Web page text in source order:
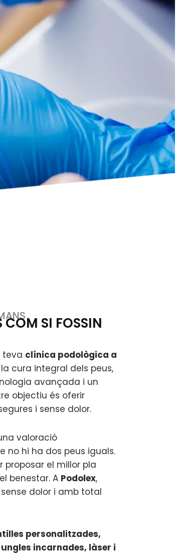
COM SI FOSSIN
teva clínica podològica a
cura integral dels peus,
avançada i un
objectiu és oferir
i sense dolor.
valoració
no hi ha dos peus iguals.
el millor pla
benestar. A Podolex,
dolor i amb total
personalitzades,
incarnades, làser i